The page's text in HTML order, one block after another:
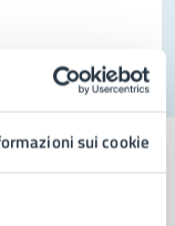
sui cookie